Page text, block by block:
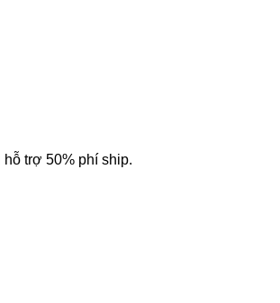
trợ 50% phí ship.